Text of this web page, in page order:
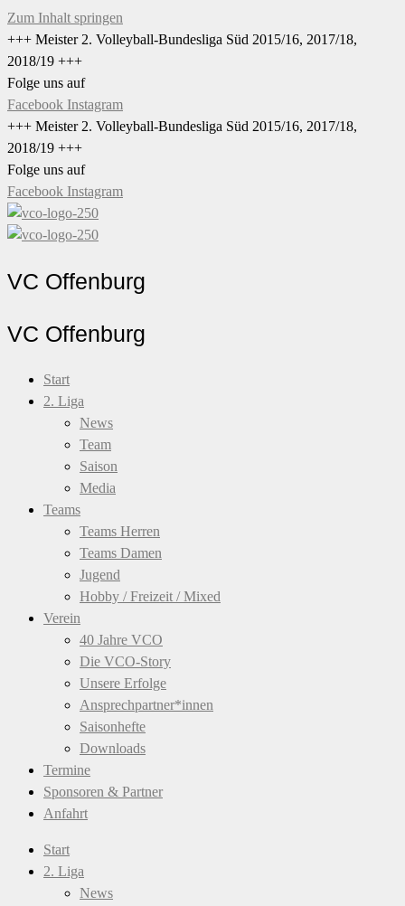
Zum Inhalt springen
+++ Meister 2. Volleyball-Bundesliga Süd 2015/16, 2017/18,
2018/19 +++
Folge uns auf
Facebook Instagram
+++ Meister 2. Volleyball-Bundesliga Süd 2015/16, 2017/18,
2018/19 +++
Folge uns auf
Facebook Instagram
VC Offenburg
VC Offenburg
Start
2. Liga
News
Team
Saison
Media
Teams
Teams Herren
Teams Damen
Jugend
Hobby / Freizeit / Mixed
Verein
40 Jahre VCO
Die VCO-Story
Unsere Erfolge
Ansprechpartner*innen
Saisonhefte
Downloads
Termine
Sponsoren & Partner
Anfahrt
Start
2. Liga
News